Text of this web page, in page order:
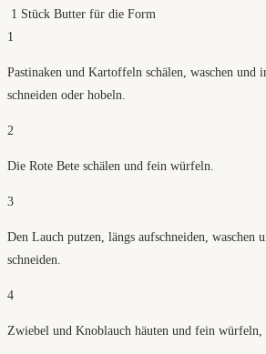
1 Stück Butter für die Form
1
Pastinaken und Kartoffeln schälen, waschen und
schneiden oder hobeln.
2
Die Rote Bete schälen und fein würfeln.
3
Den Lauch putzen, längs aufschneiden, waschen
schneiden.
4
Zwiebel und Knoblauch häuten und fein würfeln,